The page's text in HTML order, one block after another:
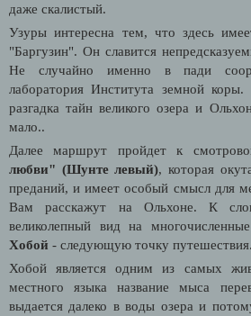
даже скалистый.
Узуры интересна тем, что здесь
"Баргузин". Он славится
Не случайно именно в пади
лаборатория Института земной
разгадка тайн великого озера и
мало..
Далее маршрут пройдет к
любви" (Шунте левый), которая
преданий, и имеет особый смысл для
Вам расскажут на Ольхоне. К
великолепный вид на
Хобой - следующую точку путешествия.
Хобой является одним из самых
местного языка название мыса
выдается далеко в воды озера и